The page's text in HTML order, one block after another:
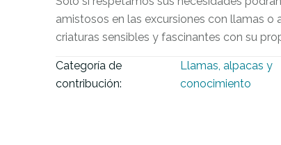
amistosos en las excursiones con llamas
criaturas sensibles y fascinantes con su
Categoría de
contribución:
Llamas, alpacas y
conocimiento